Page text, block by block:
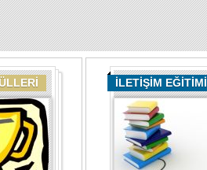
İLETİŞİM EĞİTİMİ